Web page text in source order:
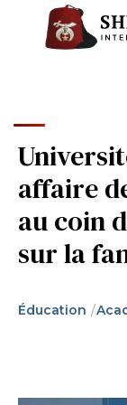
Passer au
Passer à la
Qui
À propos
Notre histoire
Plaisir et
Notre
Direction
Shriners
affaire
au coin
sur la
Éducation